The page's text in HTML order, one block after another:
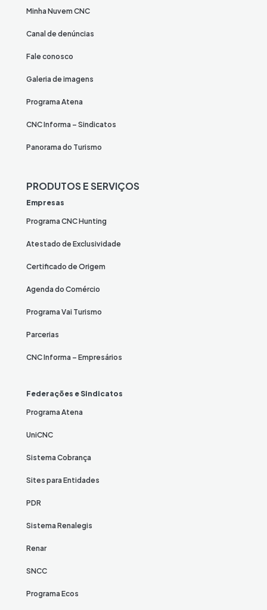
Minha Nuvem CNC
Canal de denúncias
Fale conosco
Galeria de imagens
Programa Atena
CNC Informa – Sindicatos
Panorama do Turismo
PRODUTOS E SERVIÇOS
Empresas
Programa CNC Hunting
Atestado de Exclusividade
Certificado de Origem
Agenda do Comércio
Programa Vai Turismo
Parcerias
CNC Informa – Empresários
Federações e Sindicatos
Programa Atena
UniCNC
Sistema Cobrança
Sites para Entidades
PDR
Sistema Renalegis
Renar
SNCC
Programa Ecos